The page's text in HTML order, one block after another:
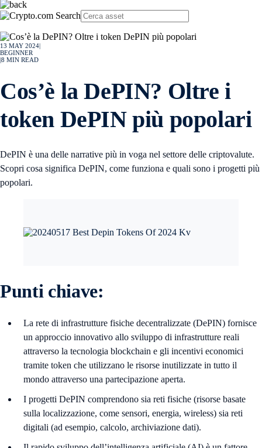
13 MAY 2024
BEGINNER
8 MIN READ
Cos’è la DePIN? Oltre i
token DePIN più popolari
DePIN è una delle narrative più in voga nel settore delle criptovalute.
Scopri cosa significa DePIN, come funziona e quali sono i progetti più
popolari.
Punti chiave:
La rete di infrastrutture fisiche decentralizzate (DePIN) fornisce
un approccio innovativo allo sviluppo di infrastrutture reali
attraverso la tecnologia blockchain e gli incentivi economici
tramite token che utilizzano le risorse inutilizzate in tutto il
mondo attraverso una partecipazione aperta.
I progetti DePIN comprendono sia reti fisiche (risorse basate
sulla localizzazione, come sensori, energia, wireless) sia reti
digitali (ad esempio, calcolo, archiviazione dati).